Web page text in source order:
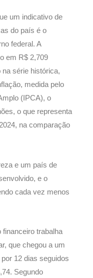
um indicativo de
do país é o
federal. A
em R$ 2,709
série histórica,
medida pelo
(IPCA), o
o que representa
na comparação
e um país de
e o
cada vez menos
trabalha
que chegou a um
12 dias seguidos
Segundo